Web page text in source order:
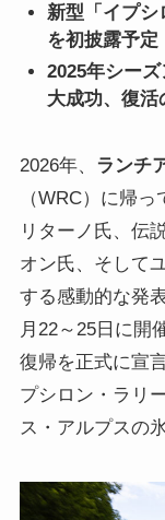
新型「イプシ
を初披露予定
2025年シー
大成功、復活
2026年、 ランチ
（WRC）に帰
リターノ氏、伝
オン氏、そして
する感動的な発
月22～25日に開
復帰を正式に宣
プシロン・ラリ
ス・アルプスの